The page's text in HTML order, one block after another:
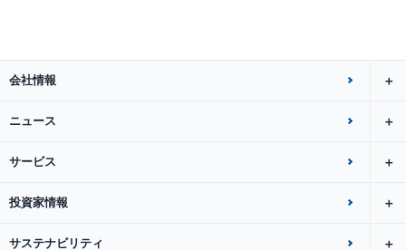
会社情報
ニュース
サービス
投資家情報
サステナビリティ